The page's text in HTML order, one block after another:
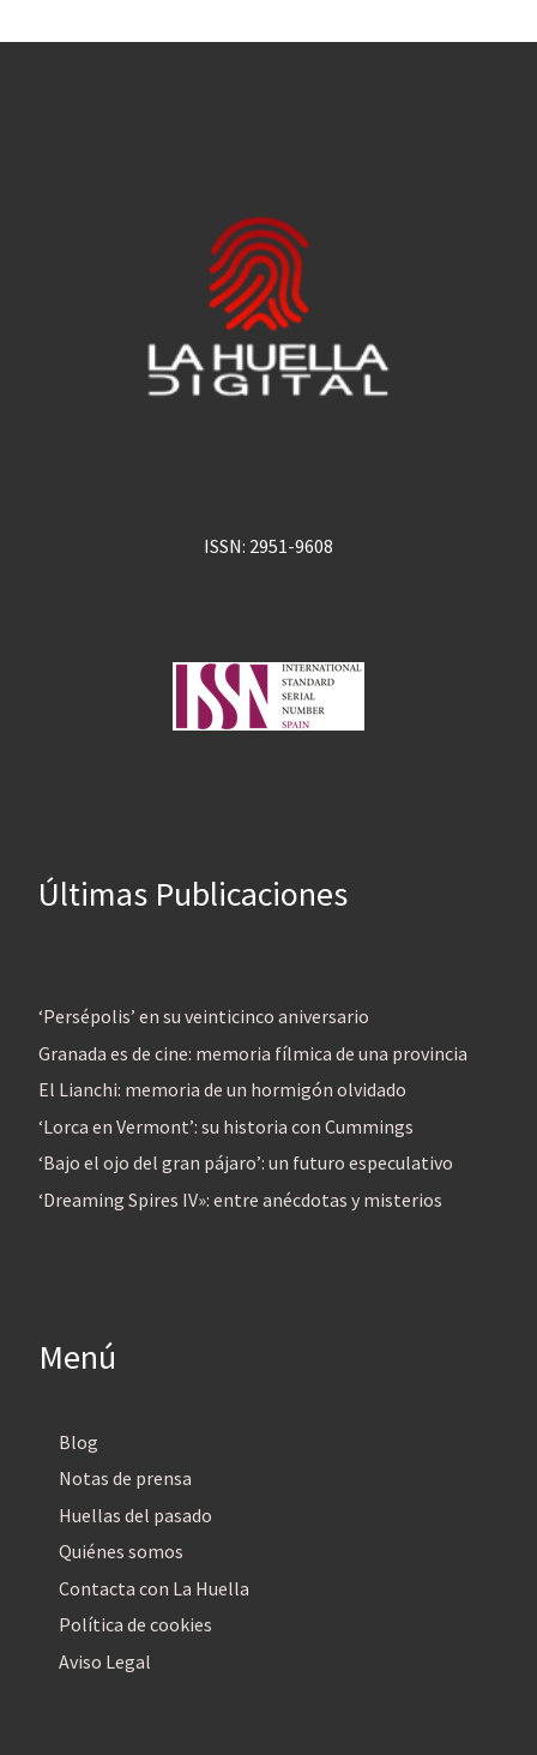
ISSN: 2951-9608
Últimas Publicaciones
‘Persépolis’ en su veinticinco aniversario
Granada es de cine: memoria fílmica de una provincia
El Lianchi: memoria de un hormigón olvidado
‘Lorca en Vermont’: su historia con Cummings
‘Bajo el ojo del gran pájaro’: un futuro especulativo
‘Dreaming Spires IV»: entre anécdotas y misterios
Menú
Blog
Notas de prensa
Huellas del pasado
Quiénes somos
Contacta con La Huella
Política de cookies
Aviso Legal